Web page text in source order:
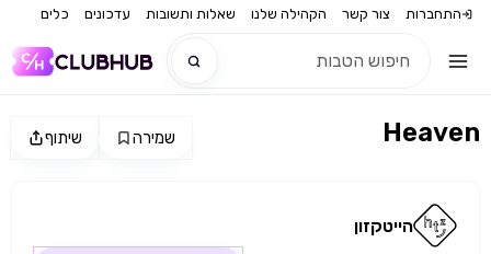
התחברות צור קשר הקהילה שלנו שאלות ותשובות עדכונים כלים
שיתוף שמירה Heaven
הייטקזון